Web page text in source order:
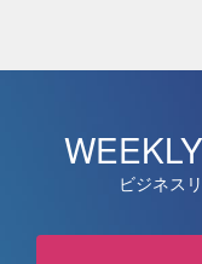
ビジネス